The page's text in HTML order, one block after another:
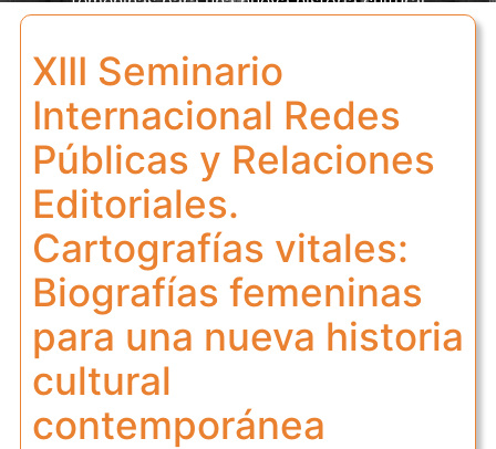
XIII Seminario
Internacional Redes
Públicas y Relaciones
Editoriales.
Cartografías vitales:
Biografías femeninas
para una nueva historia
cultural
contemporánea